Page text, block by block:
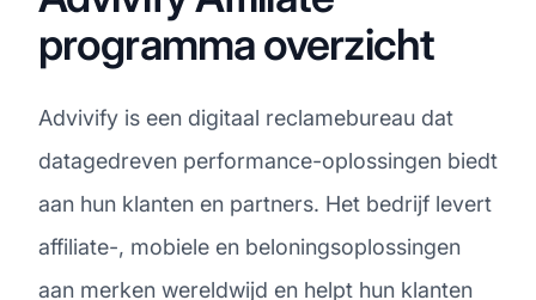
programma overzicht
Advivify is een digitaal reclamebureau dat
datagedreven performance-oplossingen biedt
aan hun klanten en partners. Het bedrijf levert
affiliate-, mobiele en beloningsoplossingen
aan merken wereldwijd en helpt hun klanten